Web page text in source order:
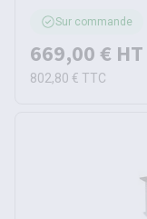
Sur commande
669,00 € HT
802,80 € TTC